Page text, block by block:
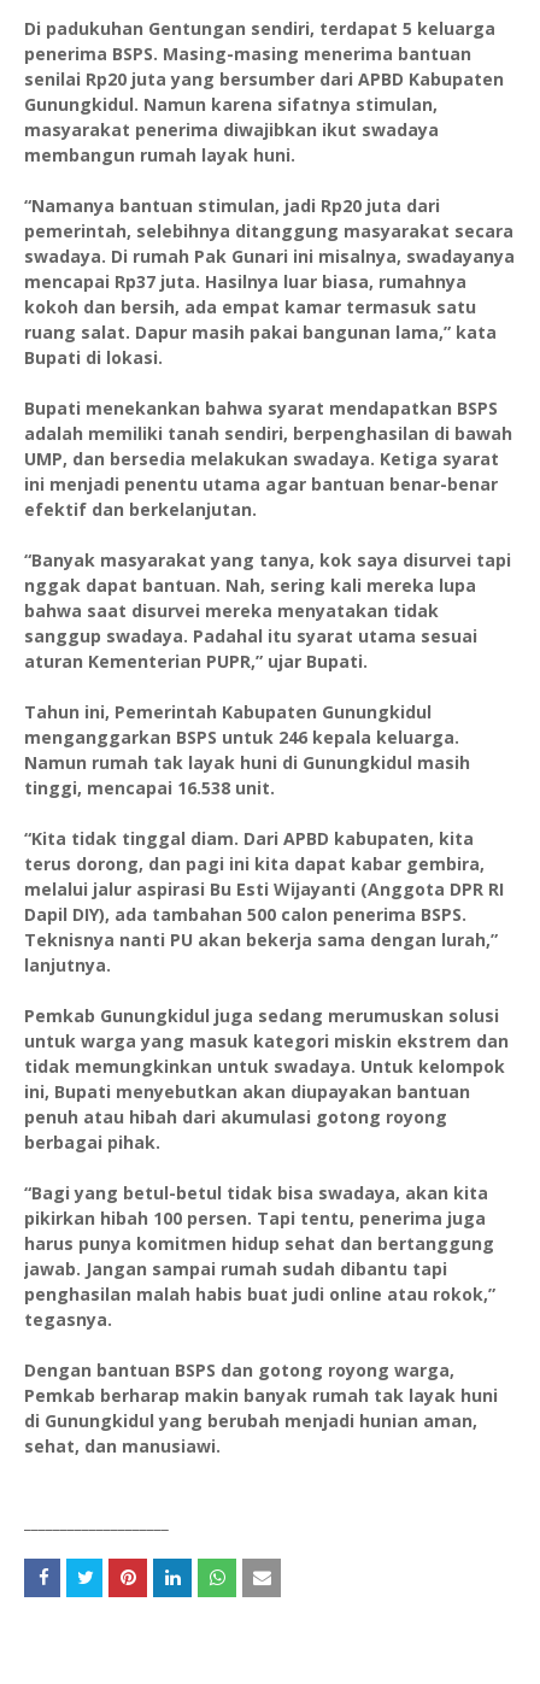
Di padukuhan Gentungan sendiri, terdapat 5 keluarga
penerima BSPS. Masing-masing menerima bantuan
senilai Rp20 juta yang bersumber dari APBD Kabupaten
Gunungkidul. Namun karena sifatnya stimulan,
masyarakat penerima diwajibkan ikut swadaya
membangun rumah layak huni.
“Namanya bantuan stimulan, jadi Rp20 juta dari
pemerintah, selebihnya ditanggung masyarakat secara
swadaya. Di rumah Pak Gunari ini misalnya, swadayanya
mencapai Rp37 juta. Hasilnya luar biasa, rumahnya
kokoh dan bersih, ada empat kamar termasuk satu
ruang salat. Dapur masih pakai bangunan lama,” kata
Bupati di lokasi.
Bupati menekankan bahwa syarat mendapatkan BSPS
adalah memiliki tanah sendiri, berpenghasilan di bawah
UMP, dan bersedia melakukan swadaya. Ketiga syarat
ini menjadi penentu utama agar bantuan benar-benar
efektif dan berkelanjutan.
“Banyak masyarakat yang tanya, kok saya disurvei tapi
nggak dapat bantuan. Nah, sering kali mereka lupa
bahwa saat disurvei mereka menyatakan tidak
sanggup swadaya. Padahal itu syarat utama sesuai
aturan Kementerian PUPR,” ujar Bupati.
Tahun ini, Pemerintah Kabupaten Gunungkidul
menganggarkan BSPS untuk 246 kepala keluarga.
Namun rumah tak layak huni di Gunungkidul masih
tinggi, mencapai 16.538 unit.
“Kita tidak tinggal diam. Dari APBD kabupaten, kita
terus dorong, dan pagi ini kita dapat kabar gembira,
melalui jalur aspirasi Bu Esti Wijayanti (Anggota DPR RI
Dapil DIY), ada tambahan 500 calon penerima BSPS.
Teknisnya nanti PU akan bekerja sama dengan lurah,”
lanjutnya.
Pemkab Gunungkidul juga sedang merumuskan solusi
untuk warga yang masuk kategori miskin ekstrem dan
tidak memungkinkan untuk swadaya. Untuk kelompok
ini, Bupati menyebutkan akan diupayakan bantuan
penuh atau hibah dari akumulasi gotong royong
berbagai pihak.
“Bagi yang betul-betul tidak bisa swadaya, akan kita
pikirkan hibah 100 persen. Tapi tentu, penerima juga
harus punya komitmen hidup sehat dan bertanggung
jawab. Jangan sampai rumah sudah dibantu tapi
penghasilan malah habis buat judi online atau rokok,”
tegasnya.
Dengan bantuan BSPS dan gotong royong warga,
Pemkab berharap makin banyak rumah tak layak huni
di Gunungkidul yang berubah menjadi hunian aman,
sehat, dan manusiawi.